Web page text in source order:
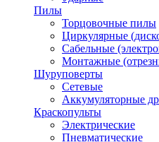
Пилы
Торцовочные пилы
Циркулярные
Сабельные
Монтажные
Шуруповерты
Сетевые
Аккумуляторные
Краскопульты
Электрические
Пневматические